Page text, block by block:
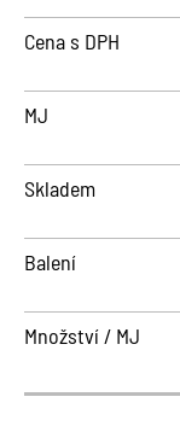
Cena s DPH
MJ
Skladem
Balení
Množství / MJ